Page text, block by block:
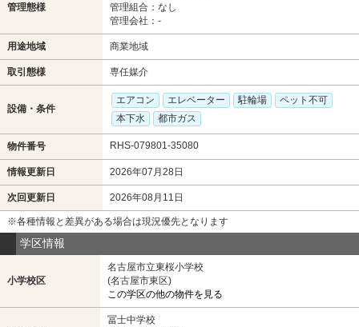
管理態様
管理組合：なし
管理会社：-
用途地域 商業地域
取引態様 専任媒介
設備・条件
エアコン エレベーター 駐輪場
ペット不可
本下水
都市ガス
物件番号 RHS-079801-35080
情報更新日 2026年07月28日
次回更新日 2026年08月11日
※各種情報と差異がある場合は現況優先となります
学区情報
小学校区
名古屋市立東桜小学校
(名古屋市東区)
この学区の他の物件を見る
冨士中学校